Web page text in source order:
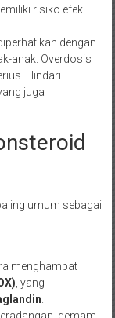
risiko efek
dengan
anak. Overdosis
Hindari
juga
umum sebagai
menghambat
, yang
demam,